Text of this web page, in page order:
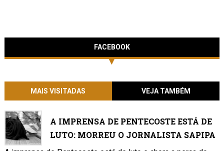
FACEBOOK
MAIS VISITADAS VEJA TAMBÉM
A IMPRENSA DE PENTECOSTE ESTÁ DE
LUTO: MORREU O JORNALISTA SAPIPA